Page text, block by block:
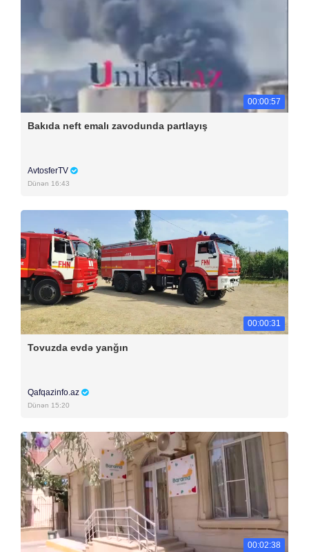
00:00:57
Bakıda neft emalı zavodunda partlayış
AvtosferTV
Dünən 16:43
00:00:31
Tovuzda evdə yanğın
Qafqazinfo.az
Dünən 15:20
00:02:38